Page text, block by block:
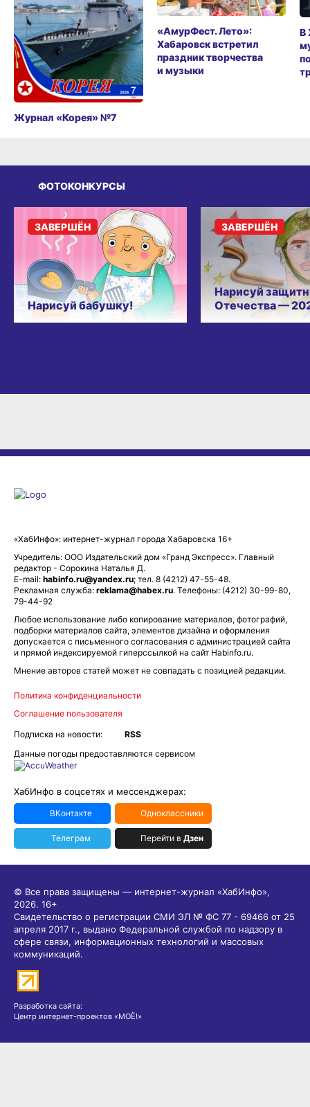
Журнал «Корея» №7
«АмурФест. Лето»:
Хабаровск встретил
праздник творчества
и музыки
В
ФОТОКОНКУРСЫ
Нарисуй бабушку!
ЗАВЕРШЁН
Нарисуй
Отечества —
ЗАВЕРШЁН
«ХабИнфо»: интернет-журнал города Хабаровска 16+
Учредитель: ООО Издательский дом «Гранд Экспресс». Главный
редактор - Сорокина Наталья Д.
E-mail: habinfo.ru@yandex.ru; тел. 8 (4212) 47-55-48.
Рекламная служба: reklama@habex.ru. Телефоны: (4212) 30-99-80,
79-44-92
Любое использование либо копирование материалов, фотографий,
подборки материалов сайта, элементов дизайна и оформления
допускается с письменного согласования с администрацией сайта
и прямой индексируемой гиперссылкой на сайт Habinfo.ru.
Мнение авторов статей может не совпадать с позицией редакции.
Политика конфиденциальности
Соглашение пользователя
Подписка на новости:
RSS
Данные погоды предоставляются сервисом
ХабИнфо в соцсетях и мессенджерах:
ВКонтакте Одноклассники
Телеграм Перейти в Дзен
© Все права защищены — интернет-журнал «ХабИнфо»,
2026. 16+
Свидетельство о регистрации СМИ ЭЛ № ФС 77 - 69466 от 25
апреля 2017 г., выдано Федеральной службой по надзору в
сфере связи, информационных технологий и массовых
коммуникаций.
Разработка сайта:
Центр интернет-проектов «МОЁ!»